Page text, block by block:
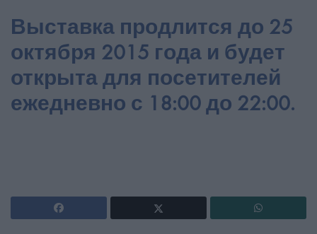
Выставка продлится до 25
октября 2015 года и будет
открыта для посетителей
ежедневно с 18:00 до 22:00.